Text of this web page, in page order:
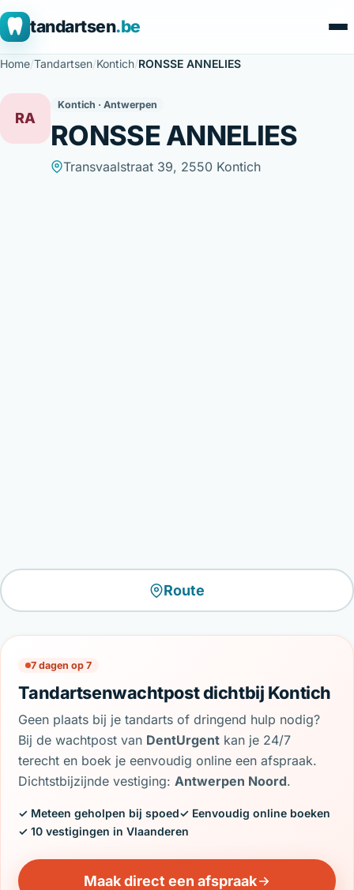
tandartsen.be
Home/Tandartsen/Kontich/RONSSE ANNELIES
RA
Kontich · Antwerpen
RONSSE ANNELIES
Transvaalstraat 39, 2550 Kontich
Route
7 dagen op 7
Tandartsenwachtpost dichtbij Kontich
Geen plaats bij je tandarts of dringend hulp nodig?
Bij de wachtpost van DentUrgent kan je 24/7
terecht en boek je eenvoudig online een afspraak.
Dichtstbijzijnde vestiging:Antwerpen Noord.
✓ Meteen geholpen bij spoed✓ Eenvoudig online boeken
✓ 10 vestigingen in Vlaanderen
Maak direct een afspraak